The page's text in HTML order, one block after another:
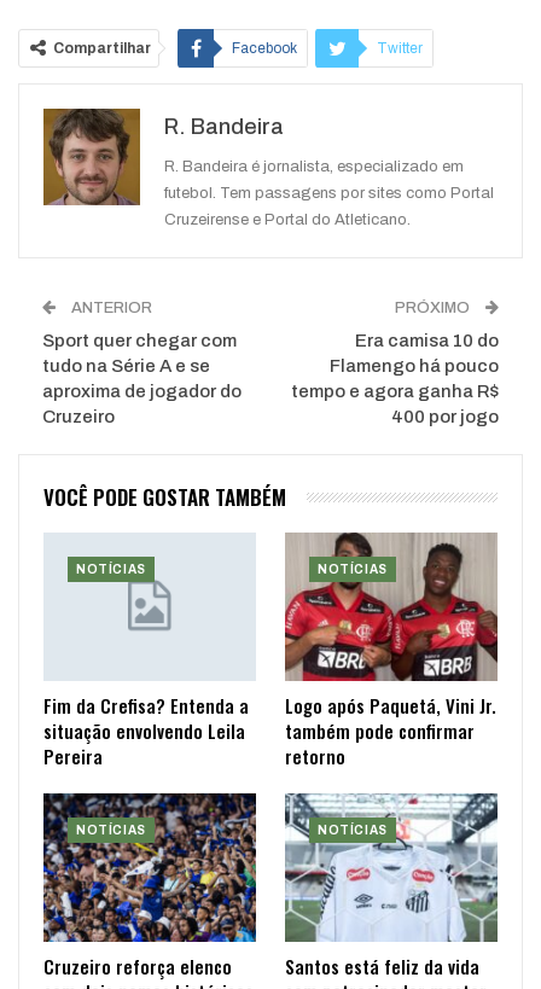
Compartilhar Facebook Twitter
WhatsApp
R. Bandeira
R. Bandeira é jornalista, especializado em
futebol. Tem passagens por sites como Portal
Cruzeirense e Portal do Atleticano.
ANTERIOR
Sport quer chegar com
tudo na Série A e se
aproxima de jogador do
Cruzeiro
PRÓXIMO
Era camisa 10 do
Flamengo há pouco
tempo e agora ganha R$
400 por jogo
VOCÊ PODE GOSTAR TAMBÉM
NOTÍCIAS
Fim da Crefisa? Entenda a
situação envolvendo Leila
Pereira
NOTÍCIAS
Logo após Paquetá, Vini Jr.
também pode confirmar
retorno
NOTÍCIAS
Cruzeiro reforça elenco
NOTÍCIAS
Santos está feliz da vida